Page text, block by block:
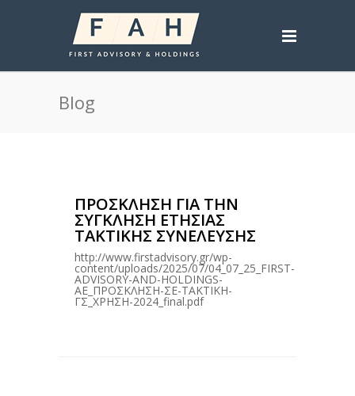
Blog
ΠΡΟΣΚΛΗΣΗ ΓΙΑ ΤΗΝ
ΣΥΓΚΛΗΣΗ ΕΤΗΣΙΑΣ
ΤΑΚΤΙΚΗΣ ΣΥΝΕΛΕΥΣΗΣ
http://www.firstadvisory.gr/wp-
content/uploads/2025/07/04_07_25_FIRST-
ADVISORY-AND-HOLDINGS-
AE_ΠΡΟΣΚΛΗΣΗ-ΣΕ-ΤΑΚΤΙΚΗ-
ΓΣ_ΧΡΗΣΗ-2024_final.pdf